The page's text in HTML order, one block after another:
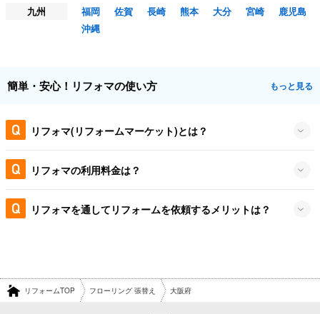
九州
福岡 佐賀 長崎 熊本 大分 宮崎
鹿児島
沖縄
簡単・安心！リフォマの使い方 もっと見る
リフォマ(リフォームマーケット)とは？
リフォマの利用料金は？
リフォマを通してリフォームを依頼するメリットは？
リフォームTOP フローリング 張替え 大阪府